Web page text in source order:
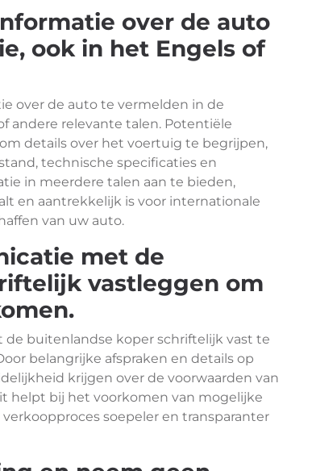
over de auto
ook in het Engels of
over de auto te vermelden in de
andere relevante talen. Potentiële
details over het voertuig te begrijpen,
technische specificaties en
in meerdere talen aan te bieden,
en aantrekkelijk is voor internationale
van uw auto.
met de
vastleggen om
buitenlandse koper schriftelijk vast te
belangrijke afspraken en details op
krijgen over de voorwaarden van
helpt bij het voorkomen van mogelijke
soepeler en transparanter